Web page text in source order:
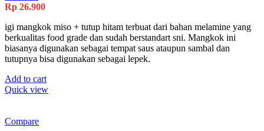
Rp 26.900
igi mangkok miso + tutup hitam terbuat dari bahan melamine yang
berkualitas food grade dan sudah berstandart sni. Mangkok ini
biasanya digunakan sebagai tempat saus ataupun sambal dan
tutupnya bisa digunakan sebagai lepek.
Add to cart
Quick view
Compare